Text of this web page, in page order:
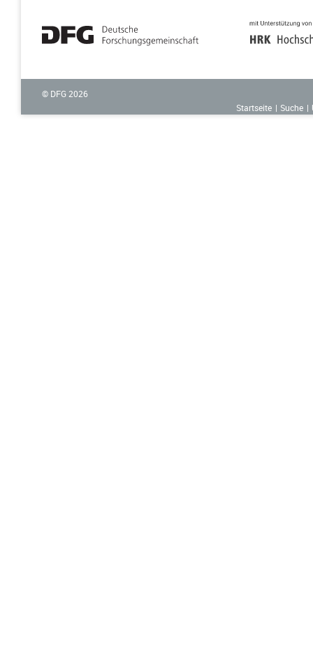
© DFG 2026
Startseite
Suche